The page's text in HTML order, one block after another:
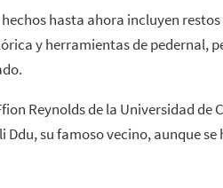
hechos hasta ahora incluyen
y herramientas de pedernal,
Reynolds de la Universidad
Ddu, su famoso vecino, aunque